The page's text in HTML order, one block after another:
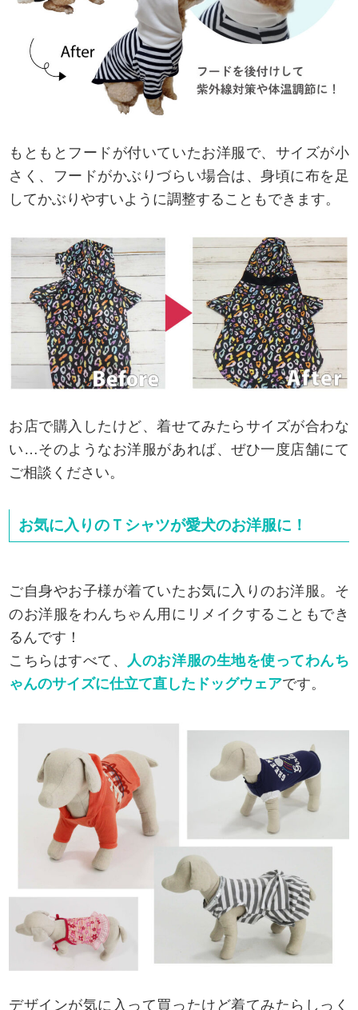
もともとフードが付いていたお洋服で、サイズが小
さく、フードがかぶりづらい場合は、身頃に布を足
してかぶりやすいように調整することもできます。
お店で購入したけど、着せてみたらサイズが合わな
い…そのようなお洋服があれば、ぜひ一度店舗にて
ご相談ください。
お気に入りのＴシャツが愛犬のお洋服に！
ご自身やお子様が着ていたお気に入りのお洋服。そ
のお洋服をわんちゃん用にリメイクすることもでき
るんです！
こちらはすべて、
人のお洋服の生地を使ってわんち
ゃんのサイズに仕立て直したドッグウェアです。
デザインが気に入って買ったけど着てみたらしっく